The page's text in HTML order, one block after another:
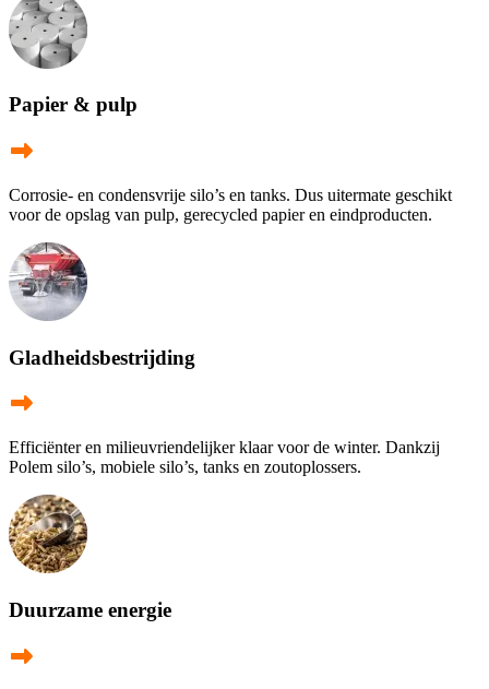
Papier & pulp
Corrosie- en condensvrije silo’s en tanks. Dus uitermate geschikt
voor de opslag van pulp, gerecycled papier en eindproducten.
Gladheidsbestrijding
Efficiënter en milieuvriendelijker klaar voor de winter. Dankzij
Polem silo’s, mobiele silo’s, tanks en zoutoplossers.
Duurzame energie